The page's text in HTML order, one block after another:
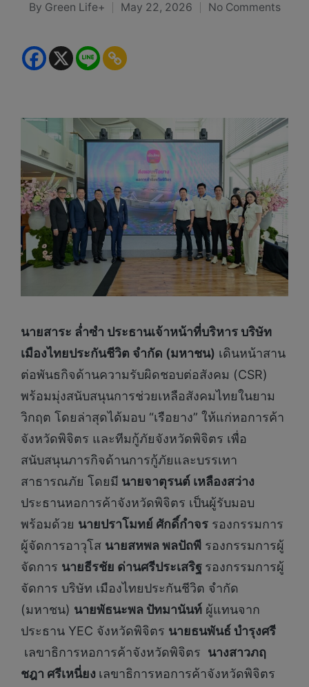
Posted
By Green Life+ May 22, 2026 No Comments
นายสาระ ล่ำซำ ประธานเจ้าหน้าที่บริหาร บริษัท
เมืองไทยประกันชีวิต จำกัด (มหาชน) เดินหน้าสาน
ต่อพันธกิจด้านความรับผิดชอบต่อสังคม (CSR)
พร้อมมุ่งสนับสนุนการช่วยเหลือสังคมไทยในยาม
วิกฤต โดยล่าสุดได้มอบ “เรือยาง” ให้แก่หอการค้า
จังหวัดพิจิตร และทีมกู้ภัยจังหวัดพิจิตร เพื่อ
สนับสนุนภารกิจด้านการกู้ภัยและบรรเทา
สาธารณภัย โดยมี นายจาตุรนต์ เหลืองสว่าง
ประธานหอการค้าจังหวัดพิจิตร เป็นผู้รับมอบ
พร้อมด้วย นายปราโมทย์ ศักดิ์กำจร รองกรรมการ
ผู้จัดการอาวุโส นายสหพล พลปัถพี รองกรรมการผู้
จัดการ นายธีรชัย ด่านศรีประเสริฐ รองกรรมการผู้
จัดการ บริษัท เมืองไทยประกันชีวิต จำกัด
(มหาชน) นายพัธนะพล ปัทมานันท์ ผู้แทนจาก
ประธาน YEC จังหวัดพิจิตร นายธนพันธ์ บำรุงศรี
เลขาธิการหอการค้าจังหวัดพิจิตร นางสาวภฤ
ชฎา ศรีเหนี่ยง เลขาธิการหอการค้าจังหวัดพิจิตร